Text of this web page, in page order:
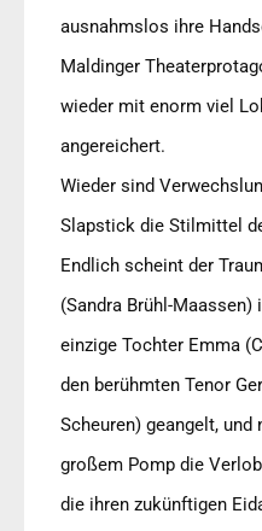
ausnahmslos ihre
Maldinger
wieder mit enorm viel
angereichert.
Wieder sind
Slapstick die Stilmittel
Endlich scheint der
(Sandra Brühl-Maassen)
einzige Tochter Emma
den berühmten Tenor
Scheuren) geangelt,
großem Pomp die
die ihren zukünftigen